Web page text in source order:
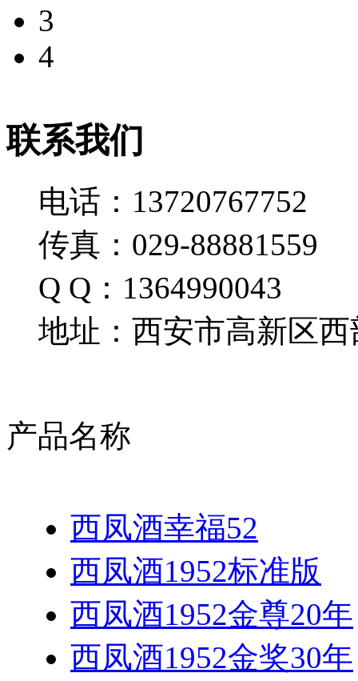
3
4
联系我们
电话：13720767752
传真：029-88881559
Q Q：1364990043
地址：西安市高新区西
产品名称
西凤酒幸福52
西凤酒1952标准版
西凤酒1952金尊20年
西凤酒1952金奖30年